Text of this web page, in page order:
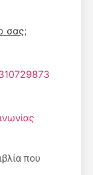
σας;
που